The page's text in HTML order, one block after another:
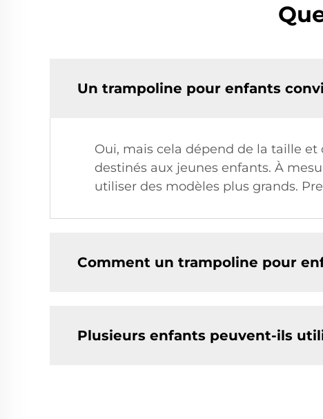
Un trampoline pour enfants
Oui, mais cela dépend de la taille
destinés aux jeunes enfants. À
utiliser des modèles plus grands.
Comment un trampoline pour
Plusieurs enfants peuvent-ils